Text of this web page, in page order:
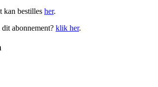
kan bestilles her.
abonnement? klik her.